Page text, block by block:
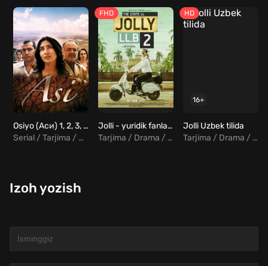
Osiyo (Аси) 1, 2, 3, 4, 5 ... 58, 59, 60, 61, 62, 63 Final qismlar Uzbek tilida
Serial / Tarjima / Drama / Melodrama / Turk
FHD
Jolli - yuridik fanlar bakalavri 2 / Jolli 2 / Sotilgan adolat 2 Uzbek tilida
Tarjima / Drama / Komediya / Hind
HD
16+
Jolli Uzbek tilida
Tarjima / Drama / Komediya / Hind
Izoh yozish